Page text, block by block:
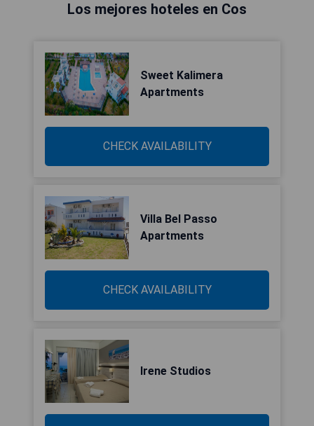
Los mejores hoteles en Cos
Sweet Kalimera
Apartments
CHECK AVAILABILITY
Villa Bel Passo
Apartments
CHECK AVAILABILITY
Irene Studios